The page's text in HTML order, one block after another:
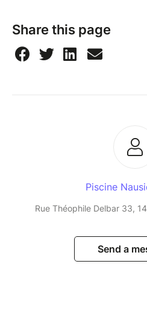
Share this page
Piscine
Rue Théophile Delbar 33,
Send a